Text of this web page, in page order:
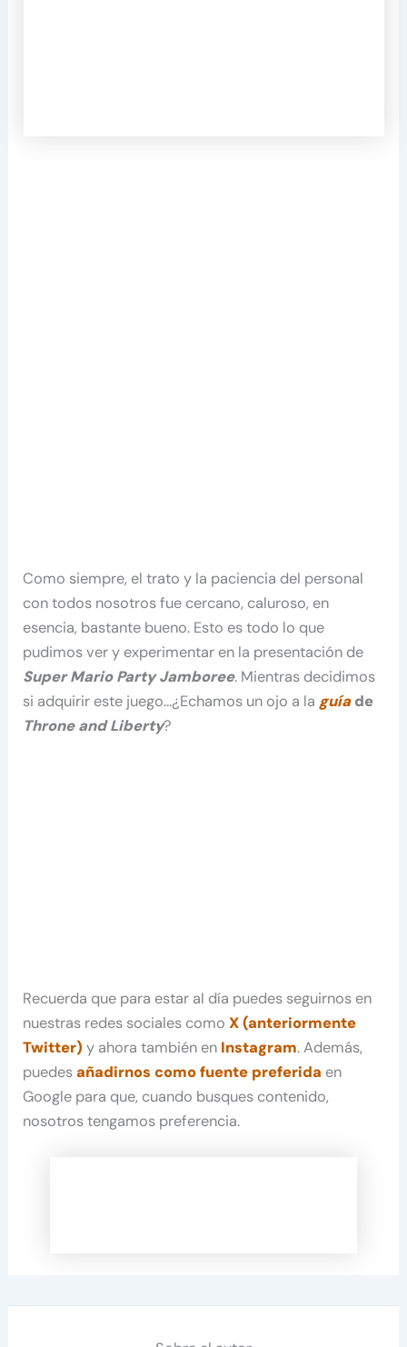
Como siempre, el trato y la paciencia del personal
con todos nosotros fue cercano, caluroso, en
esencia, bastante bueno. Esto es todo lo que
pudimos ver y experimentar en la presentación de
Super Mario Party Jamboree. Mientras decidimos
si adquirir este juego…¿Echamos un ojo a la guíade
Throne and Liberty?
Recuerda que para estar al día puedes seguirnos en
nuestras redes sociales comoX (anteriormente
Twitter) y ahora también en Instagram. Además,
puedesañadirnos como fuente preferida en
Google para que, cuando busques contenido,
nosotros tengamos preferencia.